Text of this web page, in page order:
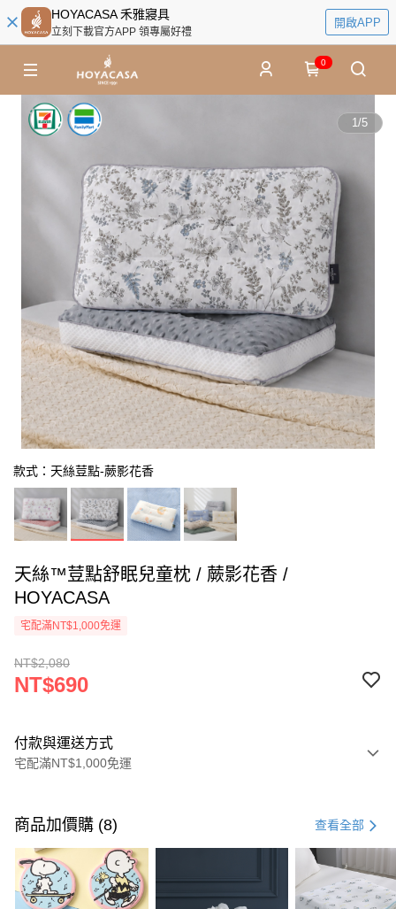
HOYACASA 禾雅寢具
立刻下載官方APP 領專屬好禮
開啟APP
0
1/5
款式：天絲荳點-蕨影花香
天絲™荳點舒眠兒童枕 / 蕨影花香 /
HOYACASA
宅配滿NT$1,000免運
NT$2,080
NT$690
付款與運送方式
宅配滿NT$1,000免運
信用卡一次付款
信用卡分期付款
3 期 0 利率 每期NT$230 21家銀行
商品加價購 (8) 查看全部